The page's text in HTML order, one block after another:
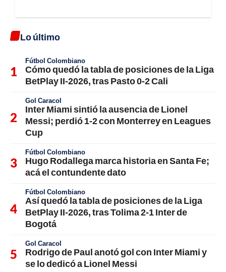
Lo último
Fútbol Colombiano
Cómo quedó la tabla de posiciones de la Liga
BetPlay II-2026, tras Pasto 0-2 Cali
Gol Caracol
Inter Miami sintió la ausencia de Lionel
Messi; perdió 1-2 con Monterrey en Leagues
Cup
Fútbol Colombiano
Hugo Rodallega marca historia en Santa Fe;
acá el contundente dato
Fútbol Colombiano
Así quedó la tabla de posiciones de la Liga
BetPlay II-2026, tras Tolima 2-1 Inter de
Bogotá
Gol Caracol
Rodrigo de Paul anotó gol con Inter Miami y
se lo dedicó a Lionel Messi